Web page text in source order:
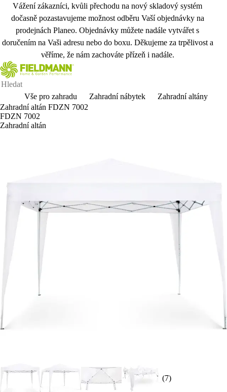
Vážení zákazníci, kvůli přechodu na nový skladový systém
dočasně pozastavujeme možnost odběru Vaší objednávky na
prodejnách Planeo. Objednávky můžete nadále vytvářet s
doručením na Vaši adresu nebo do boxu. Děkujeme za trpělivost a
věříme, že nám zachováte přízeň i nadále.
Vše pro zahradu Zahradní nábytek
Zahradní altány
Zahradní altán FDZN 7002
FDZN 7002
Zahradní altán
(7)